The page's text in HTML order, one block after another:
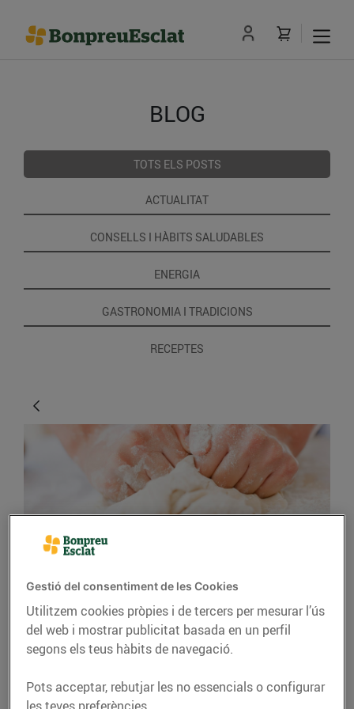
BLOG
TOTS ELS POSTS
ACTUALITAT
CONSELLS I HÀBITS SALUDABLES
ENERGIA
GASTRONOMIA I TRADICIONS
RECEPTES
CONSELLS I HÀBITS SALUDABLES
Diferents masses per a
pastissos i els seus
Coneixeu les diferents
Gestió del consentiment de les Cookies
Utilitzem cookies pròpies i de tercers per mesurar l’ús
del web i mostrar publicitat basada en un perfil
segons els teus hàbits de navegació.
Pots acceptar, rebutjar les no essencials o configurar